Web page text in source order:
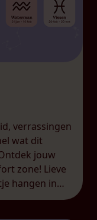
verrassingen
wat dit
jouw
zone! Lieve
hangen in
de sterren je